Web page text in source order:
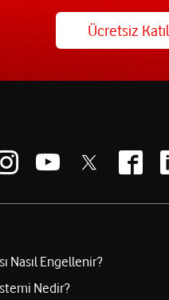
Ücretsiz Katıl
Nasıl Engellenir?
Nedir?